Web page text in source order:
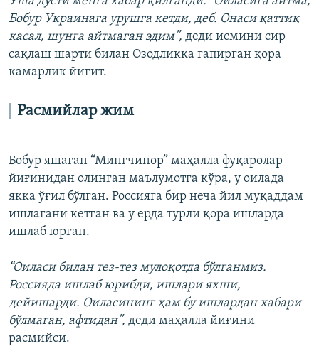
Бобур Украинага урушга кетди, деб. Онаси қаттиқ
касал, шунга айтмаган эдим”, деди исмини сир
сақлаш шарти билан Озодликка гапирган қора
камарлик йигит.
Расмийлар жим
Бобур яшаган “Мингчинор” маҳалла фуқаролар
йиғинидан олинган маълумотга кўра, у оилада
якка ўғил бўлган. Россияга бир неча йил муқаддам
ишлагани кетган ва у ерда турли қора ишларда
ишлаб юрган.
“Оиласи билан тез-тез мулоқотда бўлганмиз.
Россияда ишлаб юрибди, ишлари яхши,
дейишарди. Оиласининг ҳам бу ишлардан хабари
бўлмаган, афтидан”, деди маҳалла йиғини
расмийси.